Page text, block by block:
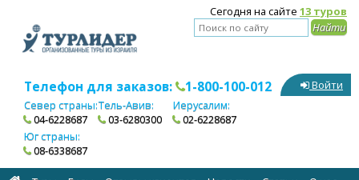
Сегодня на сайте 13 туров
Телефон для заказов: 1-800-100-012
Север страны:
04-6228687
Тель-Авив:
03-6280300
Иерусалим:
02-6228687
Юг страны:
08-6338687
Войти